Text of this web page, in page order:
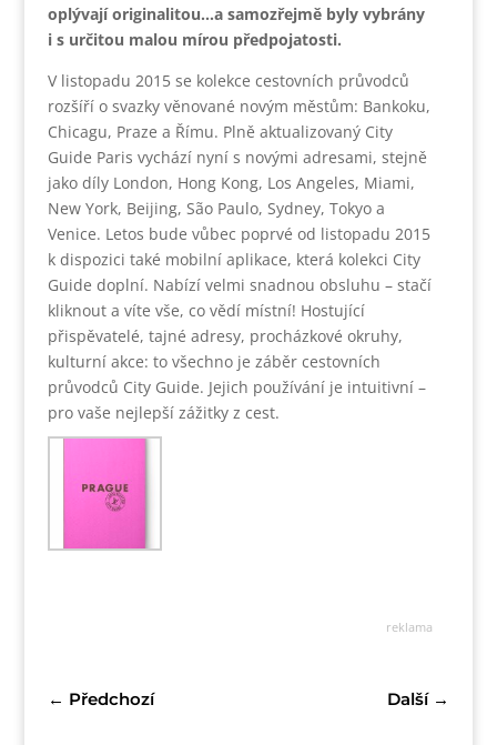
oplývají originalitou…a samozřejmě byly vybrány
i s určitou malou mírou předpojatosti.
V listopadu 2015 se kolekce cestovních průvodců
rozšíří o svazky věnované novým městům: Bankoku,
Chicagu, Praze a Římu. Plně aktualizovaný City
Guide Paris vychází nyní s novými adresami, stejně
jako díly London, Hong Kong, Los Angeles, Miami,
New York, Beijing, São Paulo, Sydney, Tokyo a
Venice. Letos bude vůbec poprvé od listopadu 2015
k dispozici také mobilní aplikace, která kolekci City
Guide doplní. Nabízí velmi snadnou obsluhu – stačí
kliknout a víte vše, co vědí místní! Hostující
přispěvatelé, tajné adresy, procházkové okruhy,
kulturní akce: to všechno je záběr cestovních
průvodců City Guide. Jejich používání je intuitivní –
pro vaše nejlepší zážitky z cest.
reklama
← Předchozí Další→